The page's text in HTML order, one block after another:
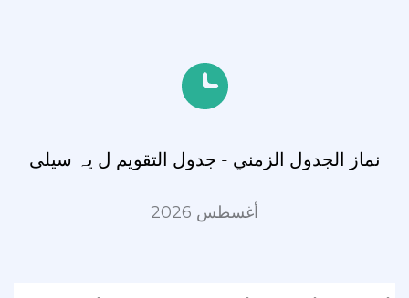
نماز الجدول الزمني - جدول التقويم ل یہ سیلی
أغسطس 2026